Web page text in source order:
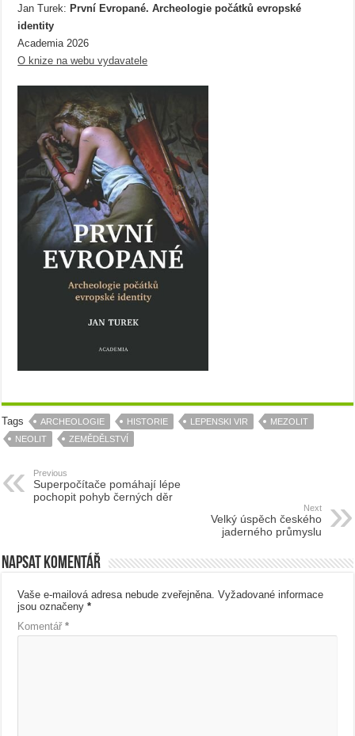
Jan Turek: První Evropané. Archeologie počátků evropské
identity
Academia 2026
O knize na webu vydavatele
Tags ARCHEOLOGIE HISTORIE LEPENSKI VIR
MEZOLIT
NEOLIT
ZEMĚDĚLSTVÍ
Previous
Superpočítače pomáhají lépe
pochopit pohyb černých děr
Next
Velký úspěch českého
jaderného průmyslu
Napsat komentář
Vaše e-mailová adresa nebude zveřejněna. Vyžadované informace
jsou označeny*
Komentář*